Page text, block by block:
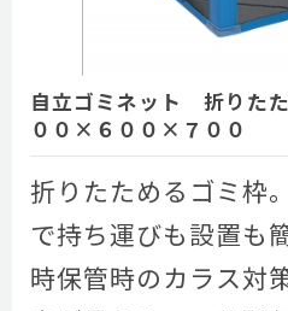
自立ゴミネット 折りた
００×６００×７００
折りたためるゴミ枠
で持ち運びも設置も
時保管時のカラス対